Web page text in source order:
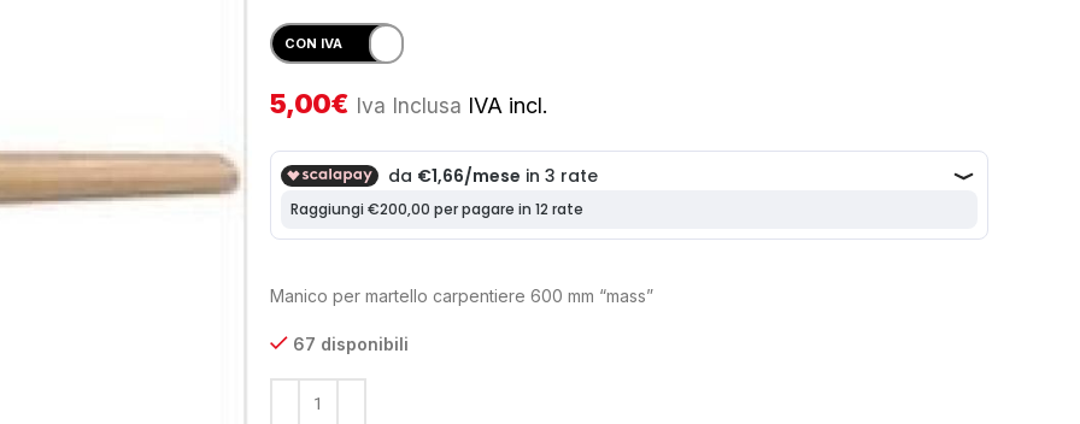
5,00€ Iva Inclusa IVA incl.
Manico per martello carpentiere 600 mm “mass”
67 disponibili